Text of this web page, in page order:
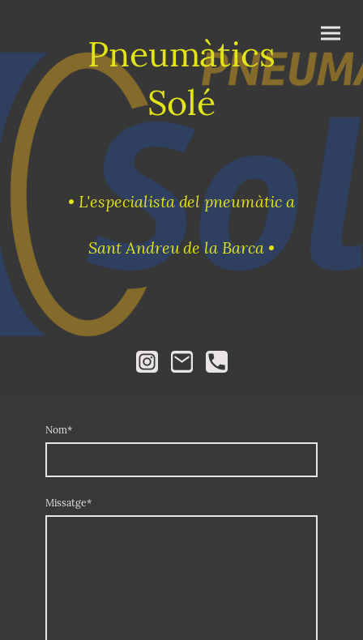
Pneumàtics
Solé
• L'especialista del pneumàtic a
Sant Andreu de la Barca •
Nom*
Missatge*